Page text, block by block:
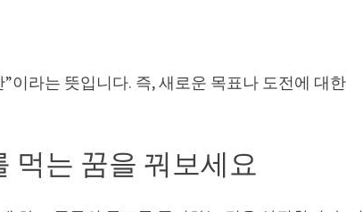
이라는 뜻입니다. 즉, 새로운 목표나 도전에 대한
먹는 꿈을 꿔보세요